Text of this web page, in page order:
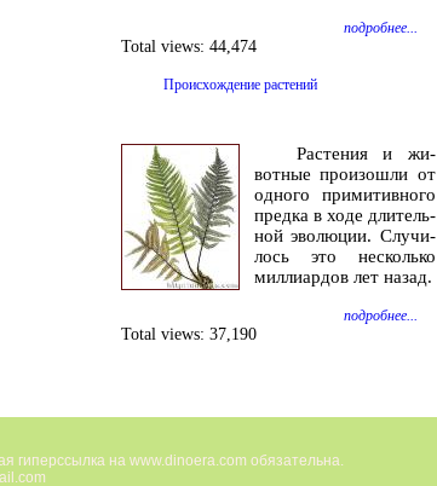
подробнее...
Total views: 44,474
Происхождение растений
Расте­ния и жи­
вотные про­изошли от
од­ного при­ми­тив­ного
предка в ходе дли­тель­
ной эволю­ции. Случи­
лось это не­сколько
милли­ар­дов лет на­зад.
подробнее...
Total views: 37,190
гиперссылка на www.dinoera.com обязательна.